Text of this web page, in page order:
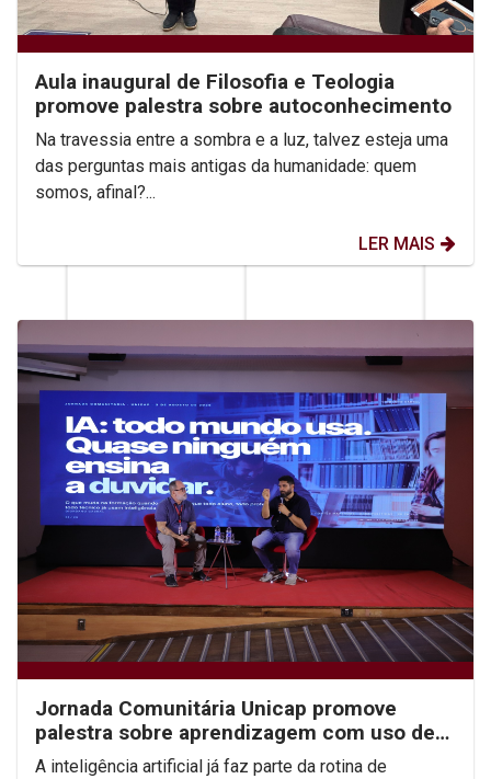
Aula inaugural de Filosofia e Teologia
promove palestra sobre autoconhecimento
Na travessia entre a sombra e a luz, talvez esteja uma
das perguntas mais antigas da humanidade: quem
somos, afinal?...
LER MAIS
Jornada Comunitária Unicap promove
palestra sobre aprendizagem com uso de
IA
A inteligência artificial já faz parte da rotina de